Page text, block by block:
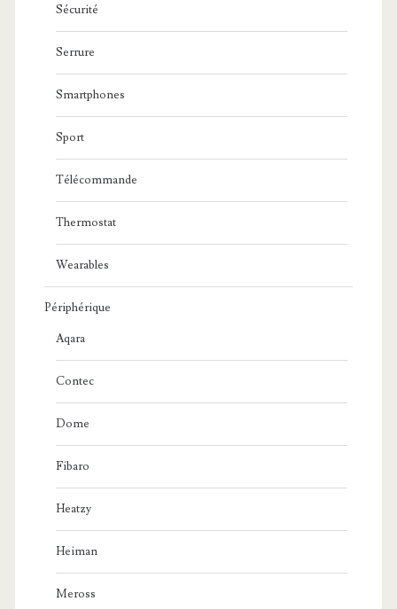
Sécurité
Serrure
Smartphones
Sport
Télécommande
Thermostat
Wearables
Périphérique
Aqara
Contec
Dome
Fibaro
Heatzy
Heiman
Meross